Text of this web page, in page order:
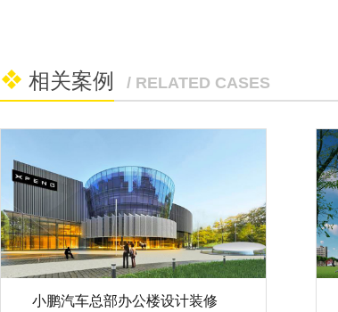
相关案例 / RELATED CASES
小鹏汽车总部办公楼设计装修